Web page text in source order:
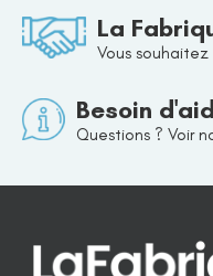
La
Vous
Besoin
Questions ? Voir